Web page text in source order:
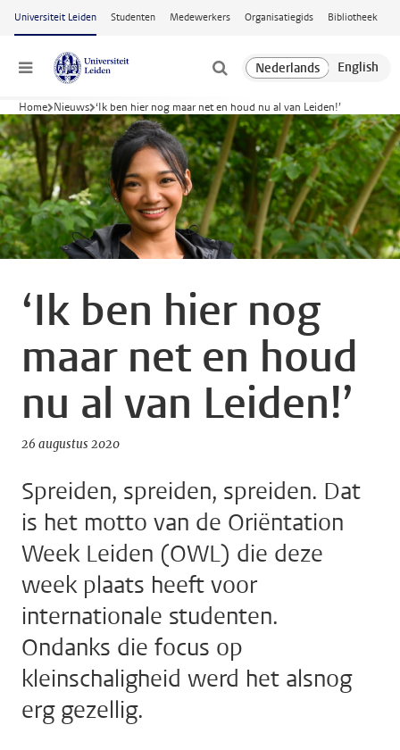
Ga naar hoofdinhoud
Universiteit Leiden Studenten Medewerkers Organisatiegids Bibliotheek
Menu
Home Nieuws ‘Ik ben hier nog maar net en houd nu al van Leiden!’
‘Ik ben hier nog
maar net en houd
nu al van Leiden!’
26 augustus 2020
Spreiden, spreiden, spreiden. Dat
is het motto van de Oriëntation
Week Leiden (OWL) die deze
week plaats heeft voor
internationale studenten.
Ondanks die focus op
kleinschaligheid werd het alsnog
erg gezellig.